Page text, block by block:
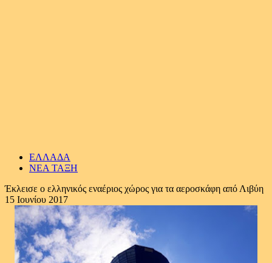
ΕΛΛΑΔΑ
ΝΕΑ ΤΑΞΗ
Έκλεισε ο ελληνικός εναέριος χώρος για τα αεροσκάφη από Λιβύη
15 Ιουνίου 2017